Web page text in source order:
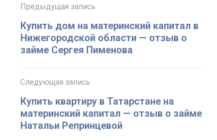
Предыдущая запись
Купить дом на материнский капитал в
Нижегородской области — отзыв о
займе Сергея Пименова
Следующая запись
Купить квартиру в Татарстане на
материнский капитал — отзыв о займе
Натальи Репринцевой